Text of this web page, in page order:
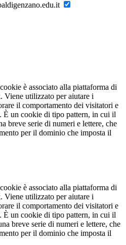
è associato alla piattaforma di
Viene utilizzato per aiutare i
il comportamento dei visitatori e
È un cookie di tipo pattern, in cui il
breve serie di numeri e lettere, che
per il dominio che imposta il
è associato alla piattaforma di
Viene utilizzato per aiutare i
il comportamento dei visitatori e
È un cookie di tipo pattern, in cui il
breve serie di numeri e lettere, che
per il dominio che imposta il